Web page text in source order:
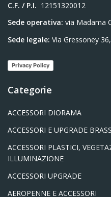
C.F. / P.I. 12151320012
Sede operativa: via Madama
Sede legale: Via Gressoney
Privacy Policy
Categorie
ACCESSORI DIORAMA
ACCESSORI E UPGRADE
ACCESSORI PLASTICI,
ILLUMINAZIONE
ACCESSORI UPGRADE
AEROPENNE E ACCESSORI